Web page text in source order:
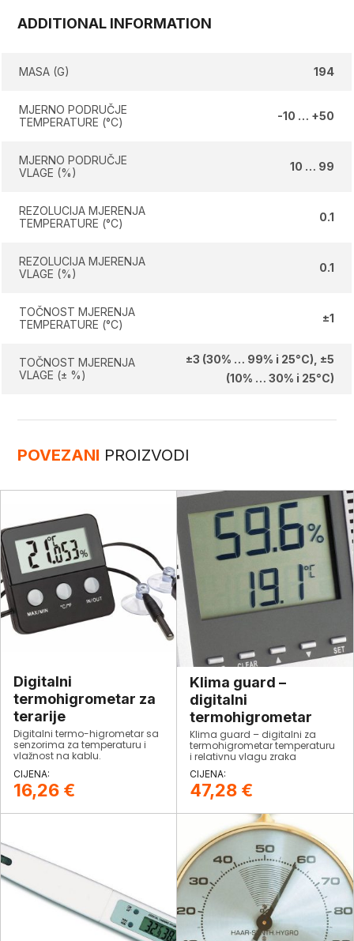
ADDITIONAL INFORMATION
MASA (G) 194
MJERNO PODRUČJE
TEMPERATURE (°C)
-10 … +50
MJERNO PODRUČJE
VLAGE (%)
10 … 99
REZOLUCIJA MJERENJA
TEMPERATURE (°C)
0.1
REZOLUCIJA MJERENJA
VLAGE (%)
0.1
TOČNOST MJERENJA
TEMPERATURE (°C)
±1
TOČNOST MJERENJA
VLAGE (± %)
±3 (30% … 99% i 25°C), ±5
(10% … 30% i 25°C)
POVEZANI PROIZVODI
Digitalni
termohigrometar za
terarije
Digitalni termo-higrometar sa
senzorima za temperaturu i
vlažnost na kablu.
16,26 €
Klima guard –
digitalni
termohigrometar
Klima guard – digitalni za
termohigrometar temperaturu
i relativnu vlagu zraka
prostorije, pokazuje točku
rosišta i temperaturu vlažnog
termometra (wet bulb).
47,28 €